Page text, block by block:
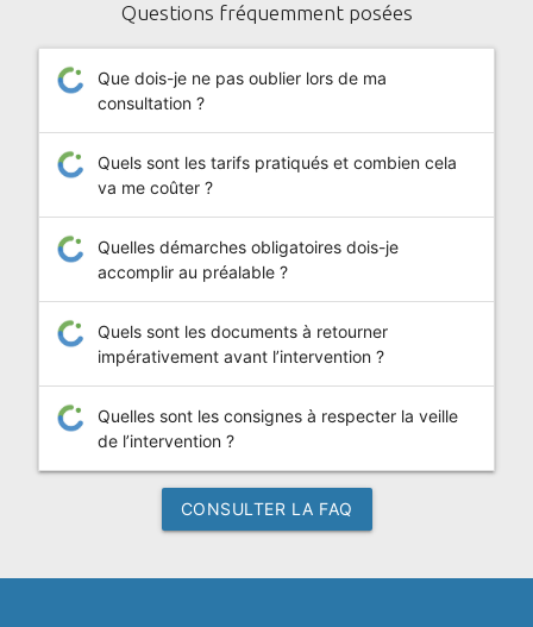
Questions fréquemment posées
Que dois-je ne pas oublier lors de ma
consultation ?
Quels sont les tarifs pratiqués et combien cela
va me coûter ?
Quelles démarches obligatoires dois-je
accomplir au préalable ?
Quels sont les documents à retourner
impérativement avant l’intervention ?
Quelles sont les consignes à respecter la veille
de l’intervention ?
CONSULTER LA FAQ